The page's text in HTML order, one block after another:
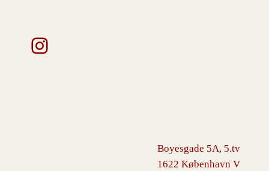
Instagram
Boyesgade 5A, 5.tv
1622 København V